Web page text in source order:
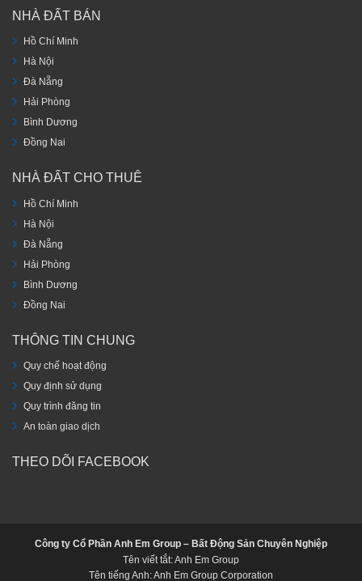
NHÀ ĐẤT BÁN
Hồ Chí Minh
Hà Nội
Đà Nẵng
Hải Phòng
Bình Dương
Đồng Nai
NHÀ ĐẤT CHO THUÊ
Hồ Chí Minh
Hà Nội
Đà Nẵng
Hải Phòng
Bình Dương
Đồng Nai
THÔNG TIN CHUNG
Quy chế hoạt động
Quy định sử dụng
Quy trình đăng tin
An toàn giao dịch
THEO DÕI FACEBOOK
Công ty Cổ Phần Anh Em Group – Bất Động Sản Chuyên Nghiệp
Tên viết tắt: Anh Em Group
Tên tiếng Anh: Anh Em Group Corporation